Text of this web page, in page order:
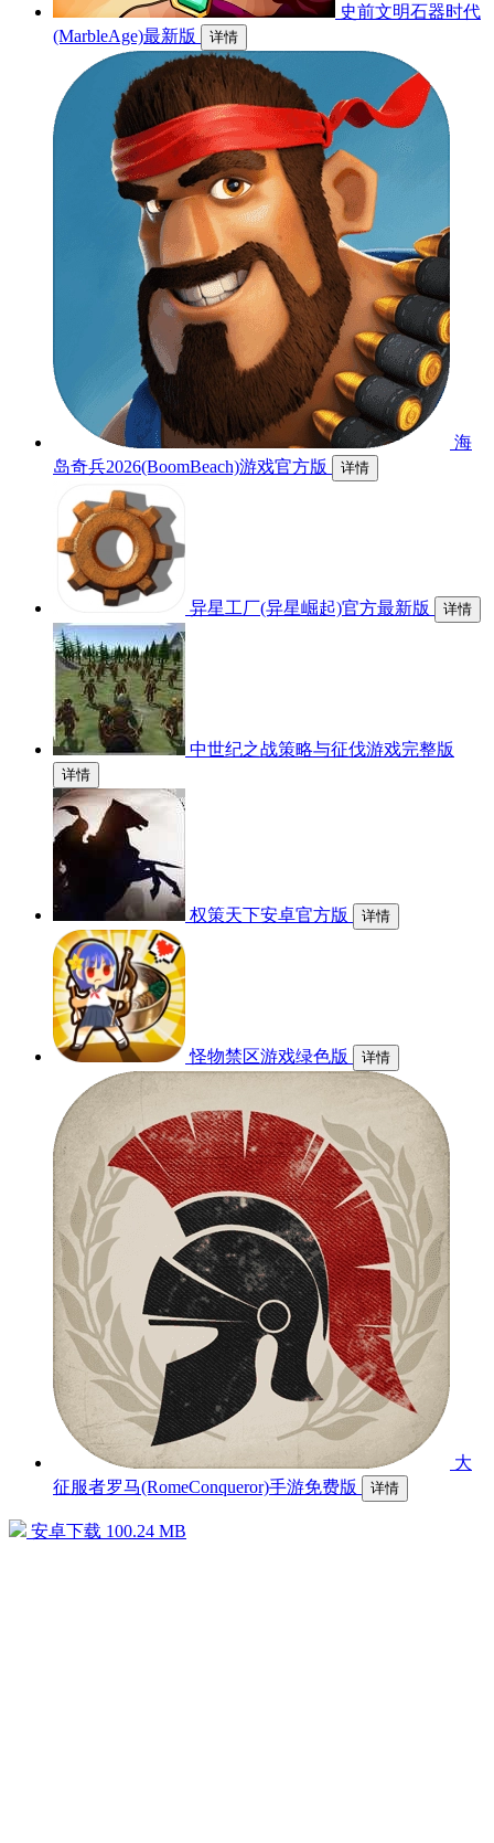
史前文明石器时代
(MarbleAge)最新版
详情
海
岛奇兵2026(BoomBeach)游戏官方版
详情
异星工厂(异星崛起)官方最新版 详情
中世纪之战策略与征伐游戏完整版
详情
权策天下安卓官方版 详情
怪物禁区游戏绿色版 详情
大
征服者罗马(RomeConqueror)手游免费版
详情
安卓下载 100.24 MB